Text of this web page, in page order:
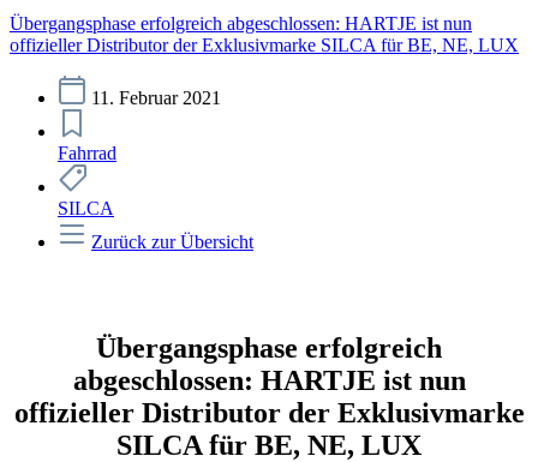
Übergangsphase erfolgreich abgeschlossen: HARTJE ist nun
offizieller Distributor der Exklusivmarke SILCA für BE, NE, LUX
11. Februar 2021
Fahrrad
SILCA
Zurück zur Übersicht
Übergangsphase erfolgreich
abgeschlossen: HARTJE ist nun
offizieller Distributor der Exklusivmarke
SILCA für BE, NE, LUX